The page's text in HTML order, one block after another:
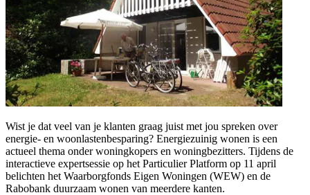
Wist je dat veel van je klanten graag juist met jou spreken over
energie- en woonlastenbesparing? Energiezuinig wonen is een
actueel thema onderwoningkopers en woningbezitters. Tijdens de
interactieve expertsessie op het Particulier Platform op 11 april
belichten het Waarborgfonds Eigen Woningen (WEW) en de
Rabobank duurzaam wonen van meerdere kanten.